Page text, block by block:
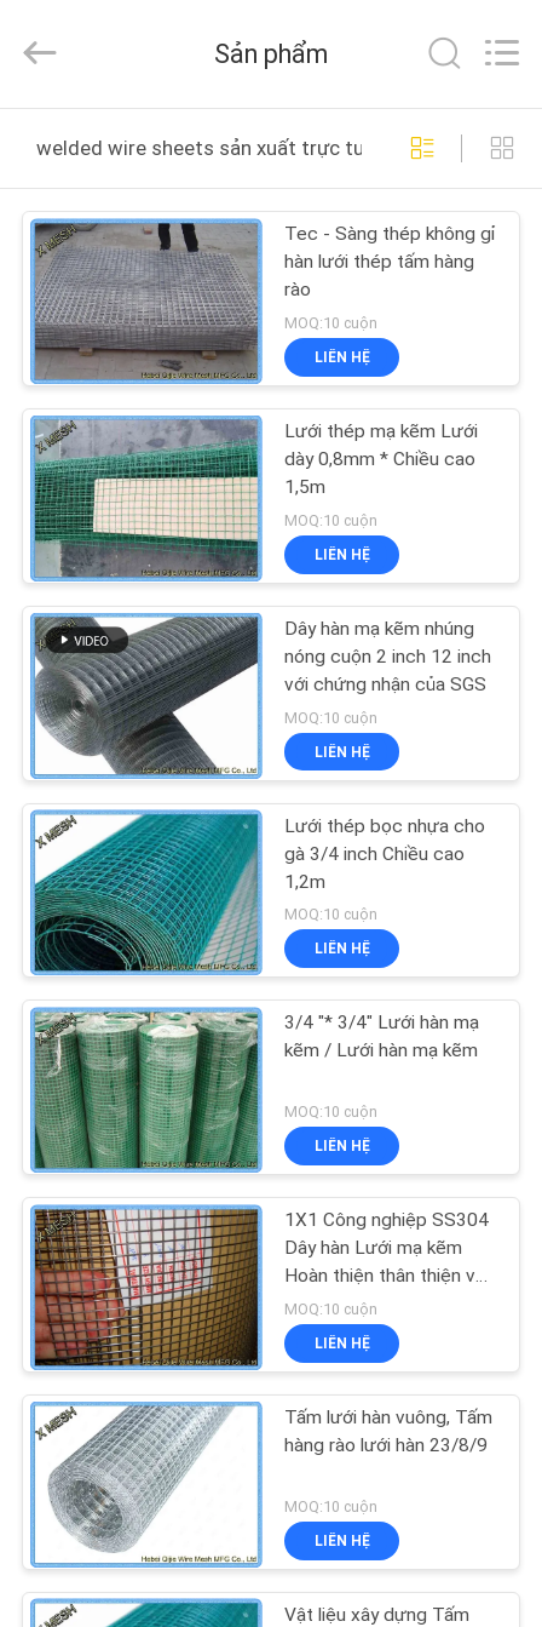
CÁC
SẢN
PHẨM
VỀ
CHÚNG
TÔI
THAM
QUAN
NHÀ
MÁY
KIỂM
SOÁT
CHẤT
LƯỢNG
LIÊN
HỆ
CHÚNG
TÔI
YÊU
CẦU
BÁO
GIÁ
SƠ
ĐỒ
TRANG
WEB
PRIVACY
POLICY
Wire
Mesh
Ltd.
Rights
Sản phẩm
welded wire sheets sản xuất trực tuyến
Tec - Sàng thép không gỉ
hàn lưới thép tấm hàng
rào
MOQ:10 cuộn
LIÊN HỆ
Lưới thép mạ kẽm Lưới
dày 0,8mm * Chiều cao
1,5m
MOQ:10 cuộn
LIÊN HỆ
Dây hàn mạ kẽm nhúng
nóng cuộn 2 inch 12 inch
với chứng nhận của SGS
MOQ:10 cuộn
LIÊN HỆ
Lưới thép bọc nhựa cho
gà 3/4 inch Chiều cao
1,2m
MOQ:10 cuộn
LIÊN HỆ
3/4 "* 3/4" Lưới hàn mạ
kẽm / Lưới hàn mạ kẽm
MOQ:10 cuộn
LIÊN HỆ
1X1 Công nghiệp SS304
Dây hàn Lưới mạ kẽm
Hoàn thiện thân thiện với
môi
MOQ:10 cuộn
LIÊN HỆ
Tấm lưới hàn vuông, Tấm
hàng rào lưới hàn 23/8/9
MOQ:10 cuộn
LIÊN HỆ
Vật liệu xây dựng Tấm